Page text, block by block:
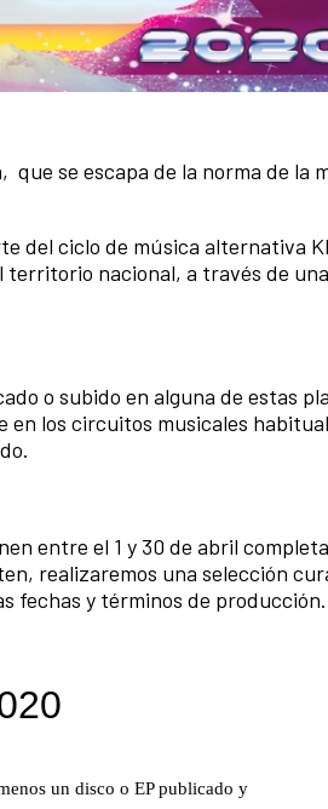
se escapa de la norma de la
del ciclo de música alternativa
territorio nacional, a través de
o subido en alguna de estas
los circuitos musicales
entre el 1 y 30 de abril
realizaremos una selección
fechas y términos de producción.